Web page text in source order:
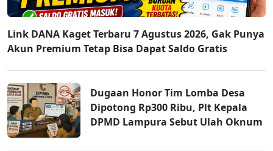
Link DANA Kaget Terbaru 7 Agustus 2026, Gak Punya
Akun Premium Tetap Bisa Dapat Saldo Gratis
Dugaan Honor Tim Lomba Desa
Dipotong Rp300 Ribu, Plt Kepala
DPMD Lampura Sebut Ulah Oknum